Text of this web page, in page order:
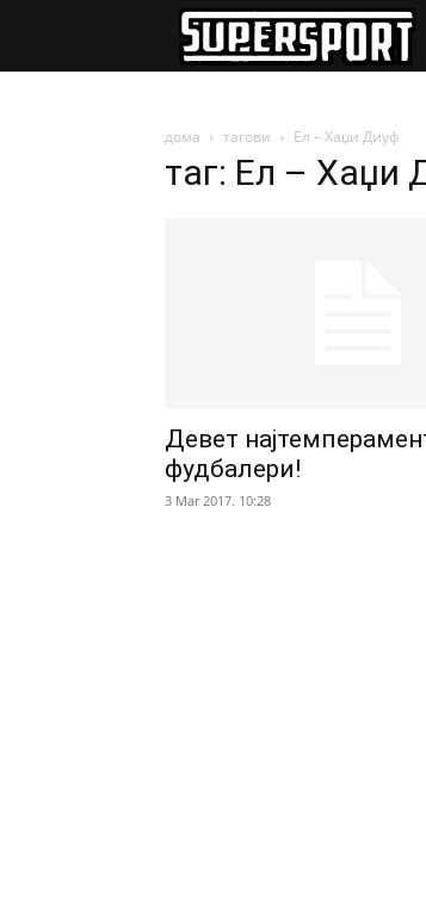
дома тагови Ел – Хаџи Диуф
таг: Ел – Хаџи
Девет
фудбалери!
3 Mar 2017. 10:28